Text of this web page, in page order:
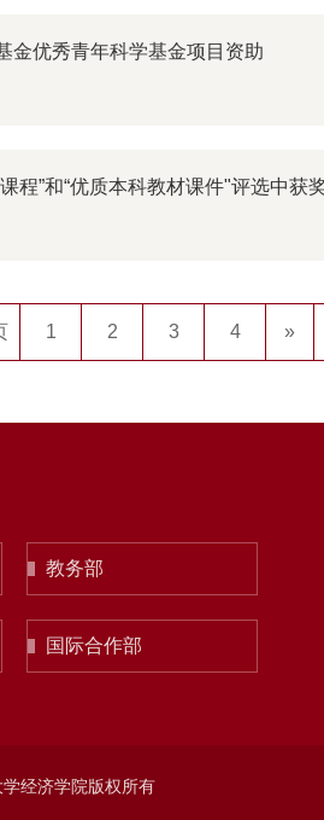
金优秀青年科学基金项目资助
程”和“优质本科教材课件"评选中获
1 2 3 4 »
教务部
国际合作部
经济学院版权所有